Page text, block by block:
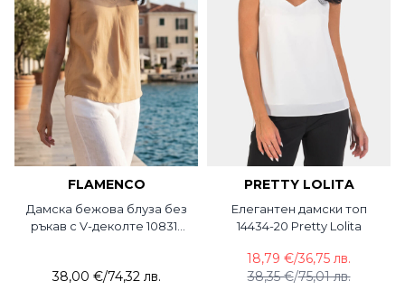
FLAMENCO
Дамска бежова блуза без
ръкав с V-деколте 10831-
38,00 €/74,32 лв.
PRETTY LOLITA
Елегантен дамски топ
14434-20 Pretty Lolita
38,35 €/75,01 лв.
18,79 €/36,75 лв.